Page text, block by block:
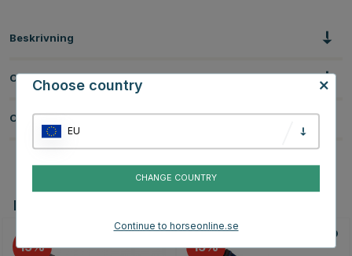
Beskrivning
Om tillverkaren
Omdömen
Du kanske även är intresserad av
15 15
Choose country
EU
CHANGE COUNTRY
Continue to horseonline.se